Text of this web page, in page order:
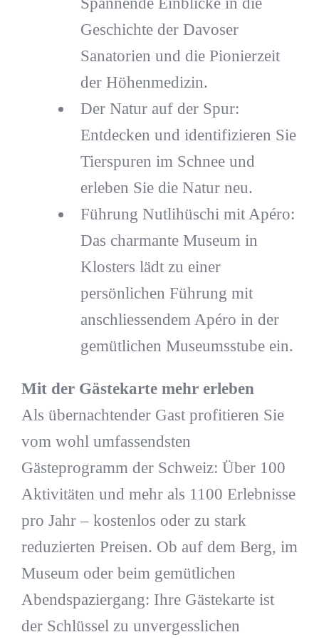
Geschichte der Davoser
Sanatorien und die Pionierzeit
der Höhenmedizin.
Der Natur auf der Spur:
Entdecken und identifizieren Sie
Tierspuren im Schnee und
erleben Sie die Natur neu.
Führung Nutlihüschi mit Apéro:
Das charmante Museum in
Klosters lädt zu einer
persönlichen Führung mit
anschliessendem Apéro in der
gemütlichen Museumsstube ein.
Mit der Gästekarte mehr erleben
Als übernachtender Gast profitieren Sie
vom wohl umfassendsten
Gästeprogramm der Schweiz: Über 100
Aktivitäten und mehr als 1100 Erlebnisse
pro Jahr – kostenlos oder zu stark
reduzierten Preisen. Ob auf dem Berg, im
Museum oder beim gemütlichen
Abendspaziergang: Ihre Gästekarte ist
der Schlüssel zu unvergesslichen